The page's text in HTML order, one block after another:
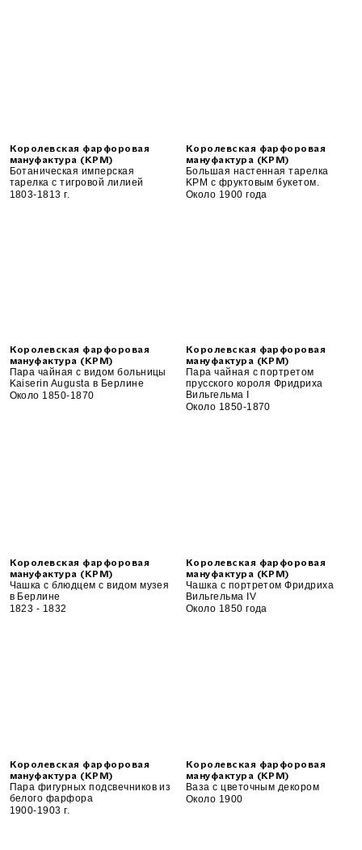
Королевская фарфоровая
мануфактура (KPM)
Ботаническая имперская
тарелка с тигровой лилией
1803-1813 г.
Королевская фарфоровая
мануфактура (KPM)
Большая настенная тарелка
KPM с фруктовым букетом.
Около 1900 года
Королевская фарфоровая
мануфактура (KPM)
Пара чайная с видом больницы
Kaiserin Augusta в Берлине
Около 1850-1870
Королевская фарфоровая
мануфактура (KPM)
Пара чайная с портретом
прусского короля Фридриха
Вильгельма I
Около 1850-1870
Королевская фарфоровая
мануфактура (KPM)
Чашка с блюдцем с видом музея
в Берлине
1823 - 1832
Королевская фарфоровая
мануфактура (KPM)
Чашка с портретом Фридриха
Вильгельма IV
Около 1850 года
Королевская фарфоровая
мануфактура (KPM)
Пара фигурных подсвечников из
белого фарфора
1900-1903 г.
Королевская фарфоровая
мануфактура (KPM)
Ваза с цветочным декором
Около 1900